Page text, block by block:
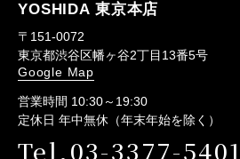
YOSHIDA 東京本店
〒151-0072
東京都渋谷区幡ヶ谷2丁目13番5号
Google Map
営業時間 10:30～19:30
定休日 年中無休（年末年始を除く）
Tel.03-3377-5401